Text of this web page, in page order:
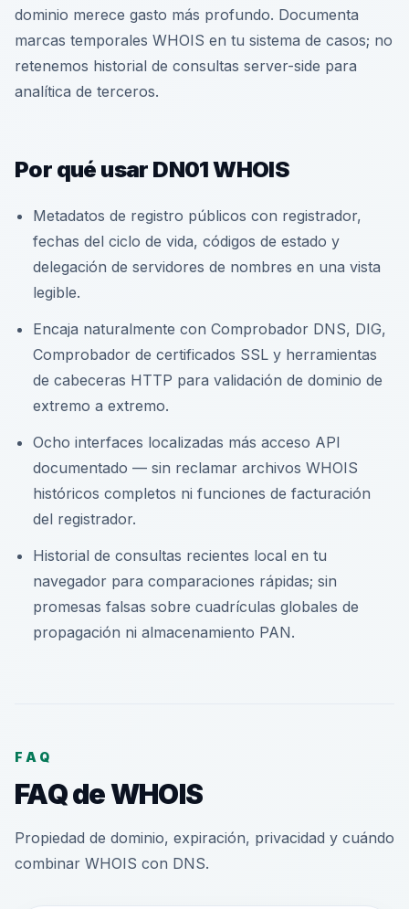
dominio merece gasto más profundo. Documenta
marcas temporales WHOIS en tu sistema de casos; no
retenemos historial de consultas server-side para
analítica de terceros.
Por qué usar DN01 WHOIS
Metadatos de registro públicos con registrador,
fechas del ciclo de vida, códigos de estado y
delegación de servidores de nombres en una vista
legible.
Encaja naturalmente con Comprobador DNS, DIG,
Comprobador de certificados SSL y herramientas
de cabeceras HTTP para validación de dominio de
extremo a extremo.
Ocho interfaces localizadas más acceso API
documentado — sin reclamar archivos WHOIS
históricos completos ni funciones de facturación
del registrador.
Historial de consultas recientes local en tu
navegador para comparaciones rápidas; sin
promesas falsas sobre cuadrículas globales de
propagación ni almacenamiento PAN.
FAQ
FAQ de WHOIS
Propiedad de dominio, expiración, privacidad y cuándo
combinar WHOIS con DNS.